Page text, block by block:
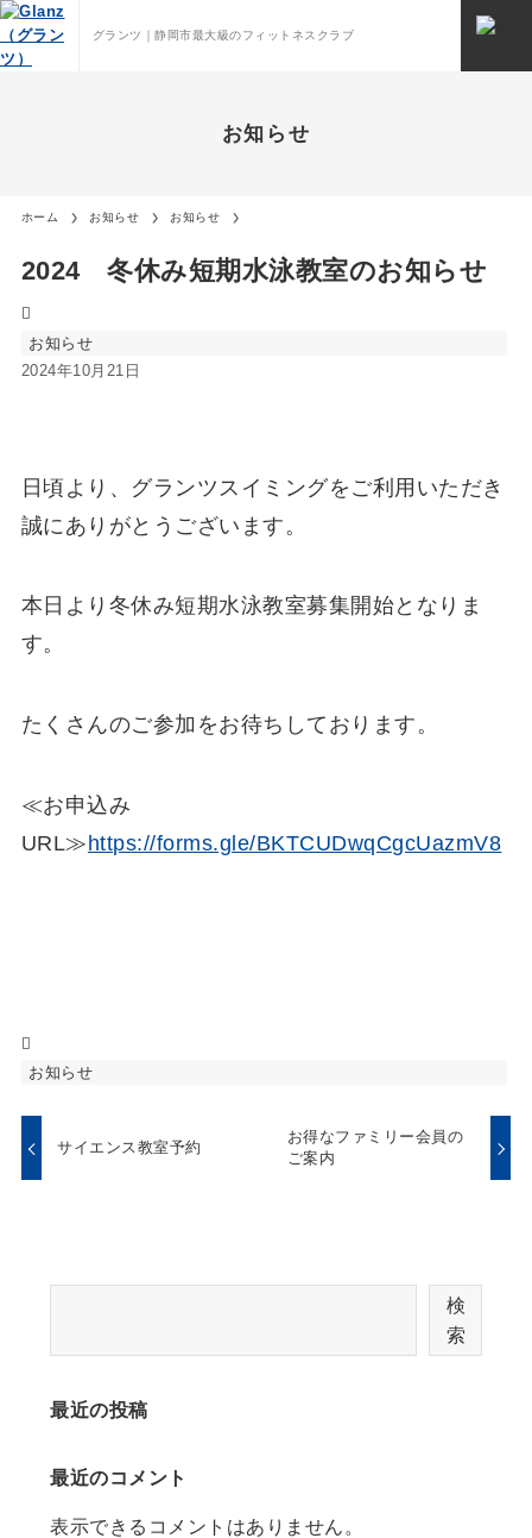
グランツ｜静岡市最大級のフィットネスクラブ
お知らせ
ホーム お知らせ お知らせ
2024 冬休み短期水泳教室のお知らせ
お知らせ
2024年10月21日
日頃より、グランツスイミングをご利用いただき
誠にありがとうございます。
本日より冬休み短期水泳教室募集開始となりま
す。
たくさんのご参加をお待ちしております。
≪お申込み
URL≫ https://forms.gle/BKTCUDwqCgcUazmV8
お知らせ
サイエンス教室予約
お得なファミリー会員の
ご案内
検
索
最近の投稿
最近のコメント
表示できるコメントはありません。